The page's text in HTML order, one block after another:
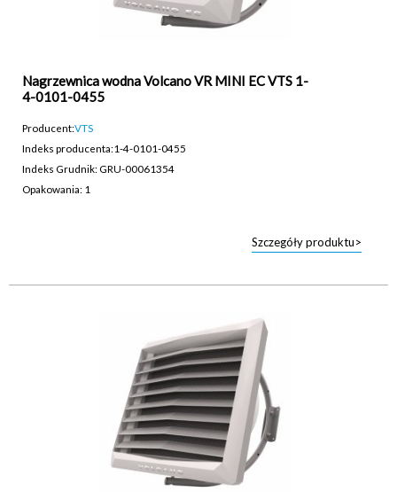
Nagrzewnica wodna Volcano VR MINI EC VTS 1-
4-0101-0455
Producent:VTS
Indeks producenta:1-4-0101-0455
Indeks Grudnik: GRU-00061354
Opakowania: 1
Szczegóły produktu>